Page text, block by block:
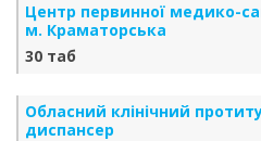
Центр первинної медико-
м. Краматорська
30 таб
Обласний клінічний
диспансер